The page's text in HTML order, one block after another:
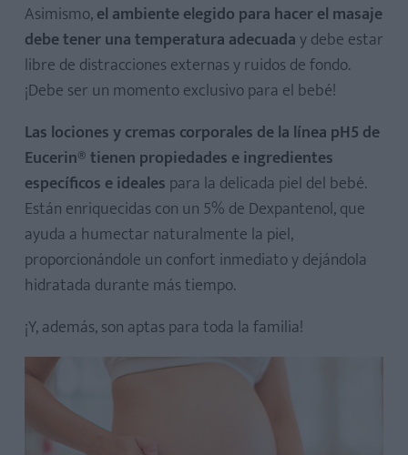
Asimismo,el ambiente elegido para hacer el masaje
debe tener una temperatura adecuaday debe estar
libre de distracciones externas y ruidos de fondo.
¡Debe ser un momento exclusivo para el bebé!
Las lociones y cremas corporales de la línea pH5 de
Eucerin® tienen propiedades e ingredientes
específicos e ideales para la delicada piel del bebé.
Están enriquecidas con un 5% de Dexpantenol, que
ayuda a humectar naturalmente la piel,
proporcionándole un confort inmediato y dejándola
hidratada durante más tiempo.
¡Y, además, son aptas para toda la familia!